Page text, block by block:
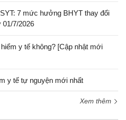
7 mức hưởng BHYT thay đổi
7/2026
y tế không? [Cập nhật mới
y tế tự nguyện mới nhất
Xem thêm